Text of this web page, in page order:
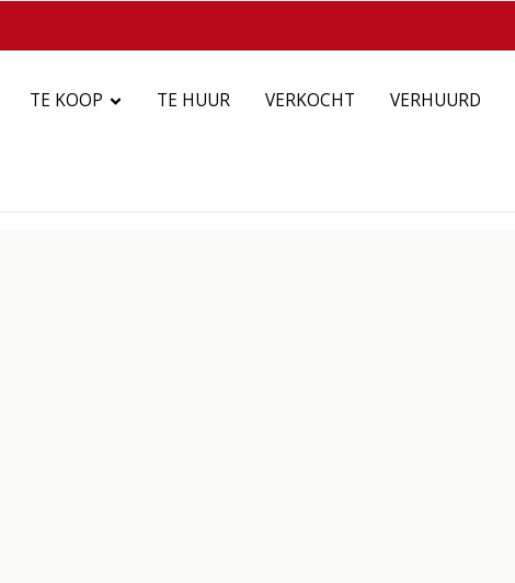
TE KOOP TE HUUR VERKOCHT VERHUURD